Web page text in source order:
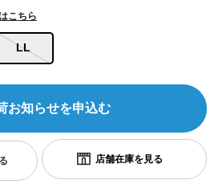
LL
こちら
お知らせを申込む